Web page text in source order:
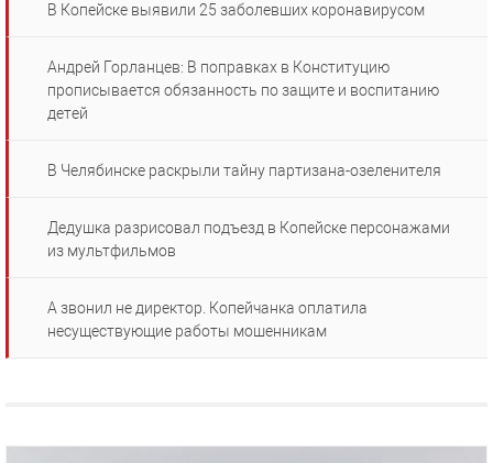
В Копейске выявили 25 заболевших коронавирусом
Андрей Горланцев: В поправках в Конституцию
прописывается обязанность по защите и воспитанию
детей
В Челябинске раскрыли тайну партизана-озеленителя
Дедушка разрисовал подъезд в Копейске персонажами
из мультфильмов
А звонил не директор. Копейчанка оплатила
несуществующие работы мошенникам